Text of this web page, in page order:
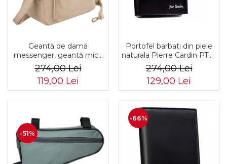
Geantă de damă
messenger, geantă mică
de umăr, piele ecologică,
geantă bej cu fermoar la
modă - Peterson PTR-PTN
MX02-P-7717-D.BE
274,00 Lei
119,00 Lei
Portofel barbati din piele
naturala Pierre Cardin PTR-
8806 TILAK51
274,00 Lei
129,00 Lei
-51%
-66%